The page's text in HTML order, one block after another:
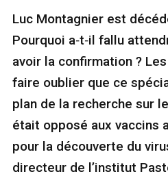
Luc Montagnier est
Pourquoi a‑t‑il fallu
avoir la confirmation ?
faire oublier que ce
plan de la recherche sur
était opposé aux vaccins
pour la découverte du
directeur de l’institut